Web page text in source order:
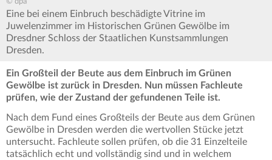
Eine bei einem Einbruch beschädigte Vitrine im
Juwelenzimmer im Historischen Grünen Gewölbe im
Dresdner Schloss der Staatlichen Kunstsammlungen
Dresden.
Ein Großteil der Beute aus dem Einbruch im Grünen
Gewölbe ist zurück in Dresden. Nun müssen Fachleute
prüfen, wie der Zustand der gefundenen Teile ist.
Nach dem Fund eines Großteils der Beute aus dem Grünen
Gewölbe in Dresden werden die wertvollen Stücke jetzt
untersucht. Fachleute sollen prüfen, ob die 31 Einzelteile
tatsächlich echt und vollständig sind und in welchem